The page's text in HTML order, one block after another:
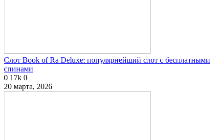
Слот Book of Ra Deluxe: популярнейший слот с бесплатными
спинами
0 17k 0
20 марта, 2026